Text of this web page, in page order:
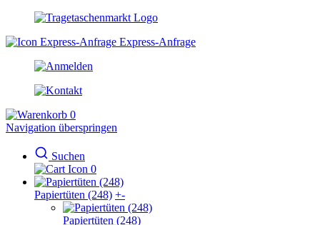
Express-Anfrage
0
Navigation überspringen
Suchen
0
Papiertüten (248) +-
Papiertüten (248)